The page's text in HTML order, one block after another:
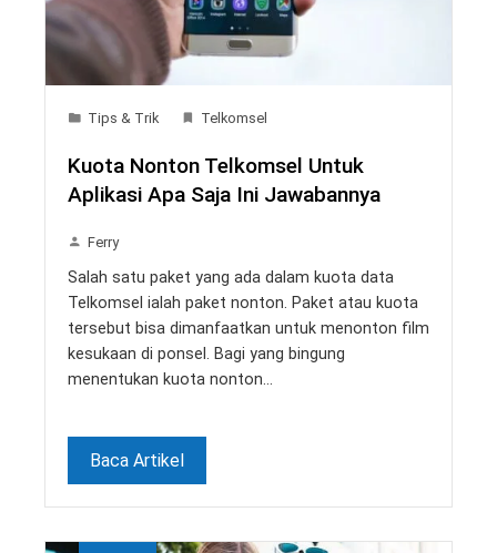
Tips & Trik Telkomsel
Kuota Nonton Telkomsel Untuk
Aplikasi Apa Saja Ini Jawabannya
Ferry
Salah satu paket yang ada dalam kuota data
Telkomsel ialah paket nonton. Paket atau kuota
tersebut bisa dimanfaatkan untuk menonton film
kesukaan di ponsel. Bagi yang bingung
menentukan kuota nonton…
Baca Artikel